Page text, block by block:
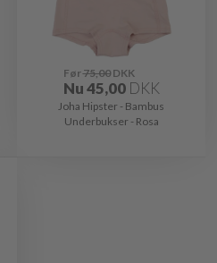
Før75,00DKK
Nu45,00 DKK
Joha Hipster - Bambus
Underbukser - Rosa